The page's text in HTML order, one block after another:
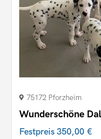
75172 Pforzheim
Wunderschöne
Festpreis350,00 €